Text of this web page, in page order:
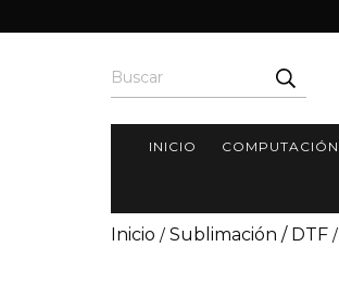
INICIO COMPUTACIÓN
Inicio / Sublimación / DTF /